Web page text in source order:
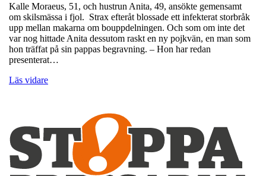
Kalle Moraeus, 51, och hustrun Anita, 49, ansökte gemensamt
om skilsmässa i fjol. Strax efteråt blossade ett infekterat storbråk
upp mellan makarna om bouppdelningen. Och som om inte det
var nog hittade Anita dessutom raskt en ny pojkvän, en man som
hon träffat på sin pappas begravning. – Hon har redan
presenterat…
Läs vidare